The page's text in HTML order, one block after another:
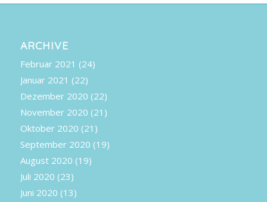
ARCHIVE
Februar 2021 (24)
Januar 2021 (22)
Dezember 2020 (22)
November 2020 (21)
Oktober 2020 (21)
September 2020 (19)
August 2020 (19)
Juli 2020 (23)
Juni 2020 (13)